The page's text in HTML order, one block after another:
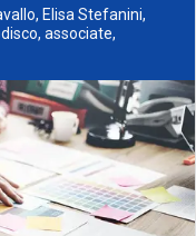
Elisa Stefanini,
associate,